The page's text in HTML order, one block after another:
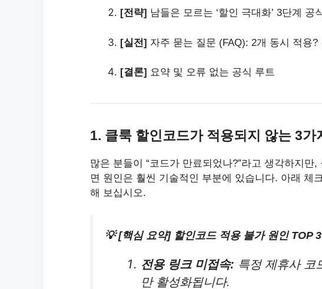
[전략] 남들은 모르는 ‘할인 극대화’ 3단계 공
[실전] 자주 묻는 질문 (FAQ): 2개 동시 적용?
[결론] 요약 및 오류 없는 공식 루트
1. 클룩 할인코드가 적용되지 않는 3가
많은 분들이 “코드가 만료되었나?”라고 생각하지만
면 원인은 훨씬 기술적인 부분에 있습니다. 아래 체
해 보십시오.
💡 [핵심 요약] 할인코드 적용 불가 원인 TOP 3
전용 링크 미접속: 특정 제휴사 코
만 활성화됩니다.